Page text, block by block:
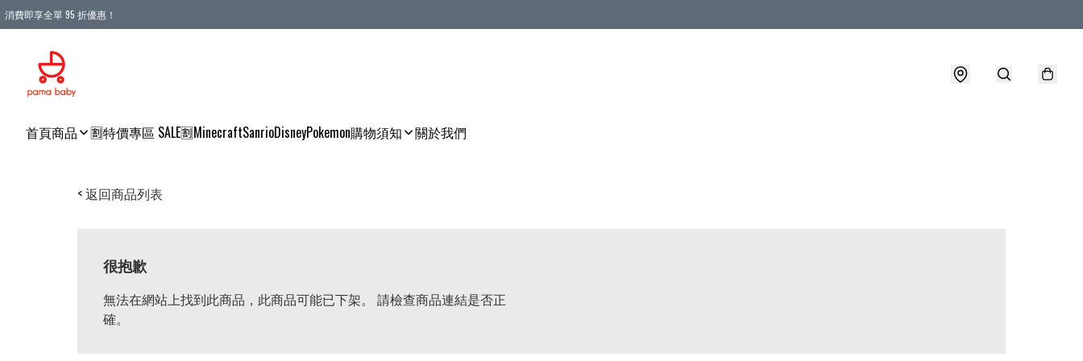
消費即享全單 95 折優惠！
首頁商品 🈹特價專區 SALE🈹MinecraftSanrioDisneyPokemon購物須知 關於我們
< 返回商品列表
很抱歉
無法在網站上找到此商品，此商品可能已下架。 請檢查商品連結是否正
確。